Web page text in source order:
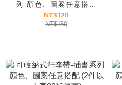
列 顏色、圖案任意搭配
(2件以上享83折優惠)
NT$120
NT$150